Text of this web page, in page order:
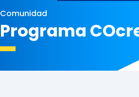
Comunidad
Programa